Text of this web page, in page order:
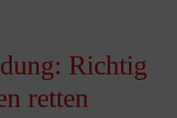
Richtig
retten